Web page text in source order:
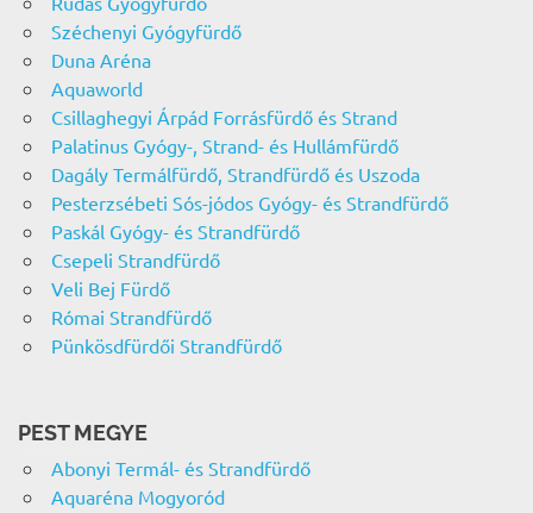
Széchenyi Gyógyfürdő
Duna Aréna
Aquaworld
Csillaghegyi Árpád Forrásfürdő és Strand
Palatinus Gyógy-, Strand- és Hullámfürdő
Dagály Termálfürdő, Strandfürdő és Uszoda
Pesterzsébeti Sós-jódos Gyógy- és Strandfürdő
Paskál Gyógy- és Strandfürdő
Csepeli Strandfürdő
Veli Bej Fürdő
Római Strandfürdő
Pünkösdfürdői Strandfürdő
PEST MEGYE
Abonyi Termál- és Strandfürdő
Aquaréna Mogyoród